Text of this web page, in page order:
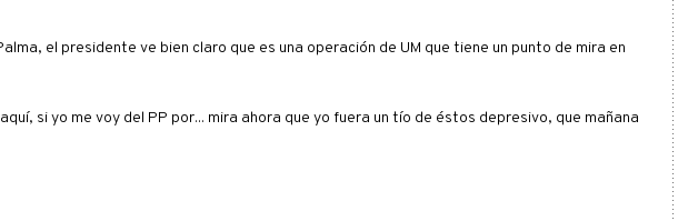
el presidente ve bien claro que es una operación de UM que tiene un punto de mira en
si yo me voy del PP por... mira ahora que yo fuera un tío de éstos depresivo, que mañana